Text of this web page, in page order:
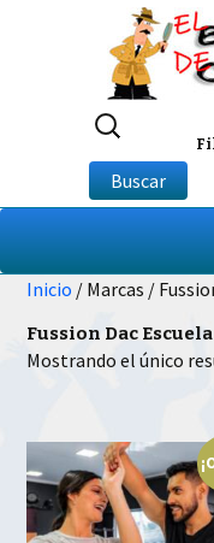
Buscar
por:
Buscar
Inicio / Marcas /
Fussion Dac
Mostrando el único